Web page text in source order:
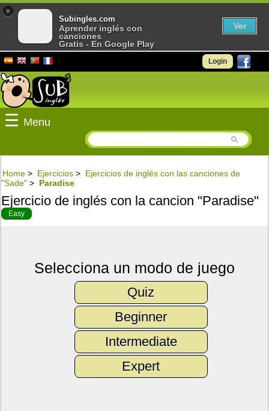
Login
☰ Menu
Home > Ejercicios > Ejercicios de inglés con las canciones de
"Sade" > Paradise
Ejercicio de inglés con la cancion "Paradise"
Easy
Selecciona un modo de juego
Quiz
Beginner
Intermediate
Expert
×
Subingles.com
Aprender inglés con
canciones
Gratis - En Google Play
Ver